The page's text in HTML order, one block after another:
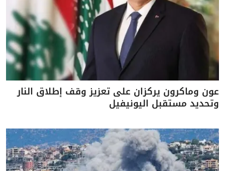
عون وماكرون يركزان على تعزيز وقف إطلاق النار
وتحديد مستقبل اليونيفيل